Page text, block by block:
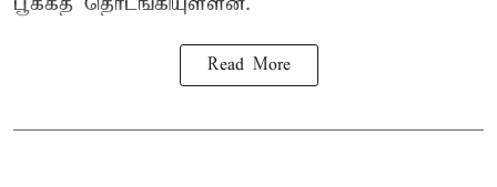
Read More